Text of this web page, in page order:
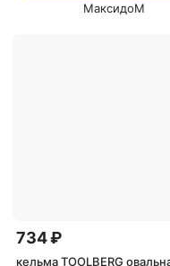
МаксидоМ
734 ₽
кельма TOOLBERG